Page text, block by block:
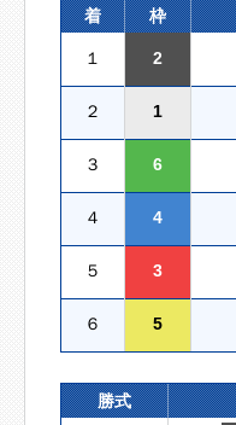
着 枠
１ 2
２ 1
３ 6
４ 4
５ 3
６ 5
勝式